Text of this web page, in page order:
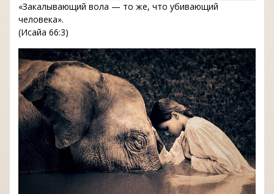
«Закалывающий вола — то же, что убивающий
человека».
(Исайа 66:3)